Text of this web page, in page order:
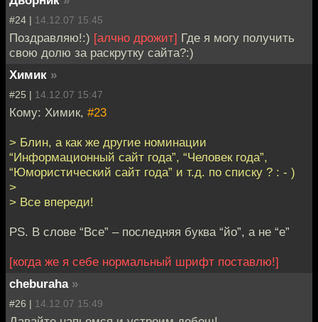
#24 | 14.12.07 15:45
Поздравляю!:) [алчно дрожит] Где я могу получить
свою долю за раскрутку сайта?:)
Химик »
#25 | 14.12.07 15:47
Кому: Химик, #23
> Блин, а как же другие номинации
“Информационный сайт года”, “Человек года”,
“Юмористический сайт года” и т.д. по списку ? : - )
>
> Все впереди!
PS. В слове “Все” – последняя буква “йо”, а не “е”
[когда же я себе нормальный шрифт поставлю!]
cheburaha »
#26 | 14.12.07 15:49